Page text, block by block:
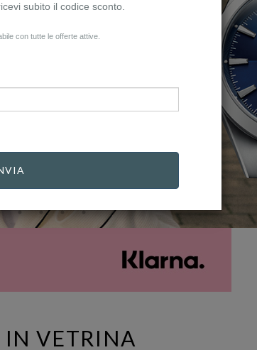
IN VETRINA
subito il codice sconto.
con tutte le offerte attive.